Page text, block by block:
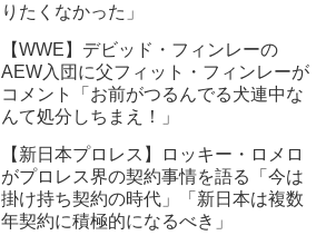
りたくなかった」
【WWE】デビッド・フィンレーの
AEW入団に父フィット・フィンレーが
コメント「お前がつるんでる犬連中な
んて処分しちまえ！」
【新日本プロレス】ロッキー・ロメロ
がプロレス界の契約事情を語る「今は
掛け持ち契約の時代」「新日本は複数
年契約に積極的になるべき」